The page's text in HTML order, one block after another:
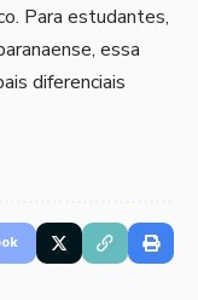
Para estudantes,
essa
diferenciais